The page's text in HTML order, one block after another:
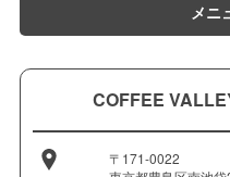
メニ
COFFEE
〒171-0022